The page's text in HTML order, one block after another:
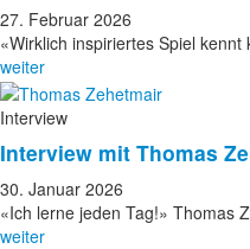
27. Februar 2026
«Wirklich inspiriertes Spiel
weiter
Interview
Interview mit Thomas
30. Januar 2026
«Ich lerne jeden Tag!» Thomas
weiter